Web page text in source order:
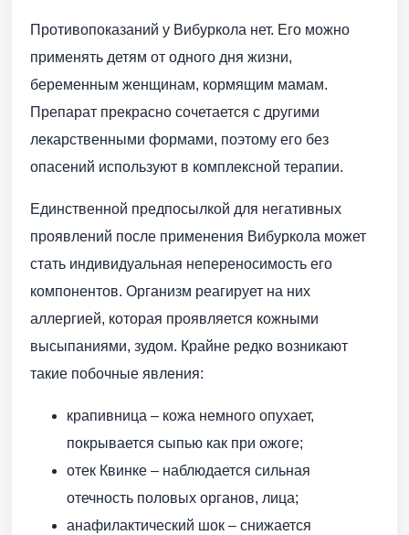
Противопоказаний у Вибуркола нет. Его можно
применять детям от одного дня жизни,
беременным женщинам, кормящим мамам.
Препарат прекрасно сочетается с другими
лекарственными формами, поэтому его без
опасений используют в комплексной терапии.
Единственной предпосылкой для негативных
проявлений после применения Вибуркола может
стать индивидуальная непереносимость его
компонентов. Организм реагирует на них
аллергией, которая проявляется кожными
высыпаниями, зудом. Крайне редко возникают
такие побочные явления:
крапивница – кожа немного опухает,
покрывается сыпью как при ожоге;
отек Квинке – наблюдается сильная
отечность половых органов, лица;
анафилактический шок – снижается